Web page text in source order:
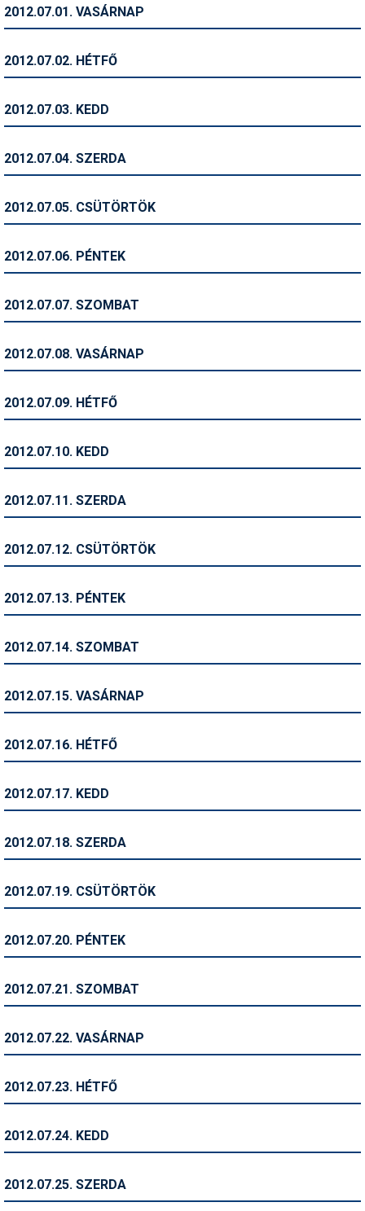
Humor
Ingatlan
Interjúk
Kerékpár
Korcsolya
Magazinok
Munkavállalás
Pályázatok
Portálinfo
Síbérletárak
Síbörze
Sífelszerelés
Sífutás
Símánia
Síoktatás
Síszerviz
Sítechnika
Snowboard
Snowboardfelszerelés
Szakértők
Szánkó
Telemark
Téli sportok
Történelem
Túrasí
2012.07.01. VASÁRNAP
2012.07.02. HÉTFŐ
2012.07.03. KEDD
2012.07.04. SZERDA
2012.07.05. CSÜTÖRTÖK
2012.07.06. PÉNTEK
2012.07.07. SZOMBAT
2012.07.08. VASÁRNAP
2012.07.09. HÉTFŐ
2012.07.10. KEDD
2012.07.11. SZERDA
2012.07.12. CSÜTÖRTÖK
2012.07.13. PÉNTEK
2012.07.14. SZOMBAT
2012.07.15. VASÁRNAP
2012.07.16. HÉTFŐ
2012.07.17. KEDD
2012.07.18. SZERDA
2012.07.19. CSÜTÖRTÖK
2012.07.20. PÉNTEK
2012.07.21. SZOMBAT
2012.07.22. VASÁRNAP
2012.07.23. HÉTFŐ
2012.07.24. KEDD
2012.07.25. SZERDA